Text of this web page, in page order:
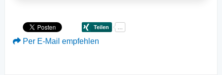
Per E-Mail empfehlen